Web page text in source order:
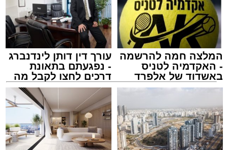
המלצה חמה להרשמה
- האקדמיה לטניס
באשדוד של אלפרד
קריאולנסקי - לילדים
עורך דין דותן לינדנברג
- נפגעתם בתאונת
דרכים לחצו לקבל מה
שמגיע לכם